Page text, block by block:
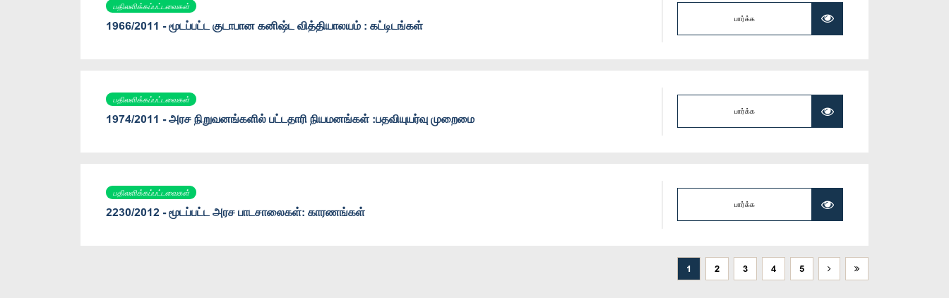
பதிலளிக்கப்பட்டவைகள்
1966/2011 - மூடப்பட்ட குடாபான கனிஷ்ட வித்தியாலயம் : கட்டிடங்கள் பார்க்க
பதிலளிக்கப்பட்டவைகள்
1974/2011 - அரச நிறுவனங்களில் பட்டதாரி நியமனங்கள் :பதவியுயர்வு முறைமை பார்க்க
பதிலளிக்கப்பட்டவைகள்
2230/2012 - மூடப்பட்ட அரச பாடசாலைகள்: காரணங்கள் பார்க்க
1 2 3 4 5